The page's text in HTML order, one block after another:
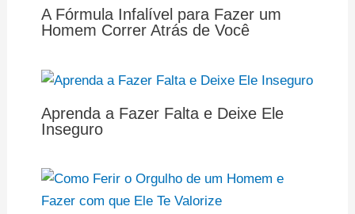
A Fórmula Infalível para Fazer um
Homem Correr Atrás de Você
Aprenda a Fazer Falta e Deixe Ele
Inseguro